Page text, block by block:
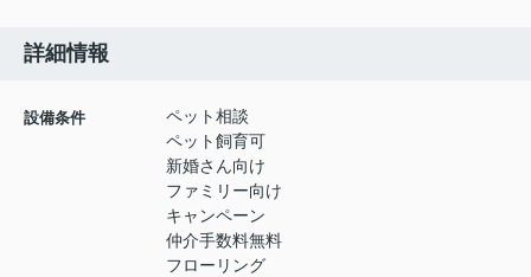
詳細情報
設備条件
ペット相談
ペット飼育可
新婚さん向け
ファミリー向け
キャンペーン
仲介手数料無料
フローリング